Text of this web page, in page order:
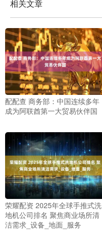
相关文章
配配查 商务部：中国连续多年
成为阿联酋第一大贸易伙伴国
荣耀配资 2025年全球手推式洗
地机公司排名 聚焦商业场所清
洁需求_设备_地面_服务